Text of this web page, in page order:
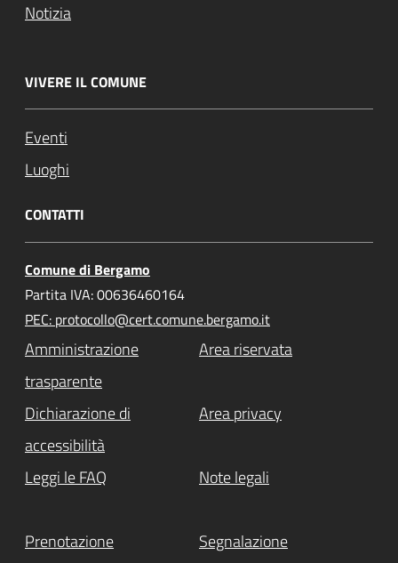
Notizia
VIVERE IL COMUNE
Eventi
Luoghi
CONTATTI
Comune di Bergamo
Partita IVA: 00636460164
PEC: protocollo@cert.comune.bergamo.it
Amministrazione
trasparente
Area riservata
Dichiarazione di
accessibilità
Area privacy
Leggi le FAQ Note legali
Prenotazione
Segnalazione